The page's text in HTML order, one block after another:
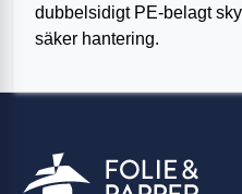
dubbelsidigt PE-belagt
säker hantering.